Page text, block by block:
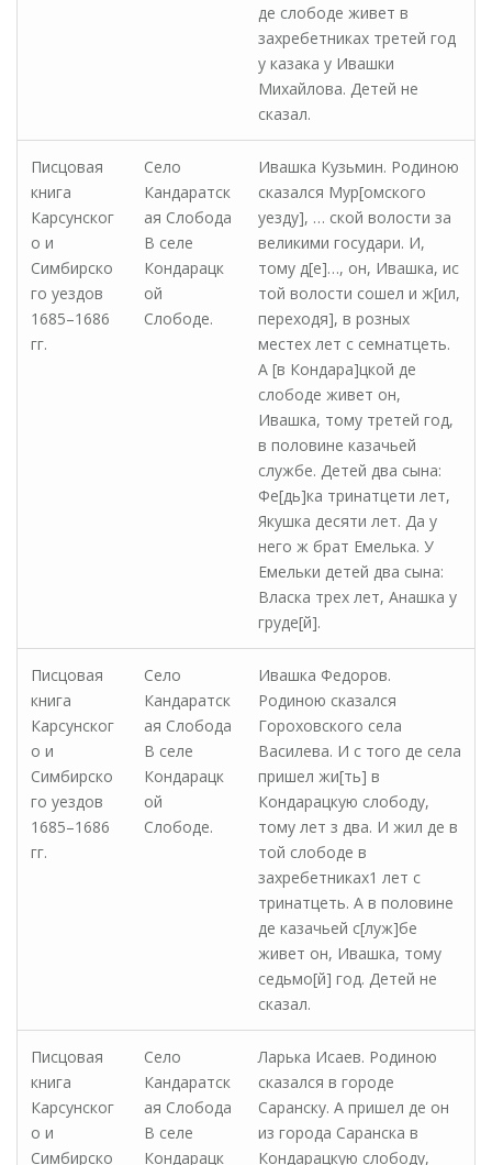
де слободе живет в
захребетниках третей год
у казака у Ивашки
Михайлова. Детей не
сказал.
Писцовая
книга
Карсунског
о и
Симбирско
го уездов
1685–1686
гг.
Село
Кандаратск
ая Слобода
В селе
Кондарацк
ой
Слободе.
Ивашка Кузьмин. Родиною
сказался Мур[омского
уезду], … ской волости за
великими государи. И,
тому д[е]…, он, Ивашка, ис
той волости сошел и ж[ил,
переходя], в розных
местех лет с семнатцеть.
А [в Кондара]цкой де
слободе живет он,
Ивашка, тому третей год,
в половине казачьей
службе. Детей два сына:
Фе[дь]ка тринатцети лет,
Якушка десяти лет. Да у
него ж брат Емелька. У
Емельки детей два сына:
Власка трех лет, Анашка у
груде[й].
Писцовая
книга
Карсунског
о и
Симбирско
го уездов
1685–1686
гг.
Село
Кандаратск
ая Слобода
В селе
Кондарацк
ой
Слободе.
Ивашка Федоров.
Родиною сказался
Гороховского села
Василева. И с того де села
пришел жи[ть] в
Кондарацкую слободу,
тому лет з два. И жил де в
той слободе в
захребетниках1 лет с
тринатцеть. А в половине
де казачьей с[луж]бе
живет он, Ивашка, тому
седьмо[й] год. Детей не
сказал.
Писцовая
книга
Карсунског
о и
Симбирско
Село
Кандаратск
ая Слобода
В селе
Кондарацк
Ларька Исаев. Родиною
сказался в городе
Саранску. А пришел де он
из города Саранска в
Кондарацкую слободу,